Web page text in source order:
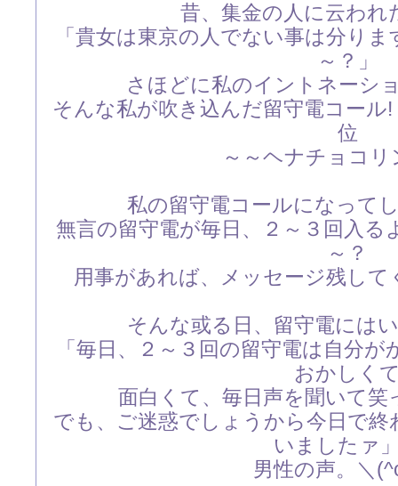
昔、集金の人に云われ
「貴女は東京の人でない事は分り
～？」
さほどに私のイントネーシ
そんな私が吹き込んだ留守電コー
位
～～ヘナチョコリ
私の留守電コールになって
無言の留守電が毎日、２～３回入
～？
用事があれば、メッセージ残し
そんな或る日、留守電には
「毎日、２～３回の留守電は自分
おかしく
面白くて、毎日声を聞いて笑
でも、ご迷惑でしょうから今日で
いましたァ
男性の声。＼